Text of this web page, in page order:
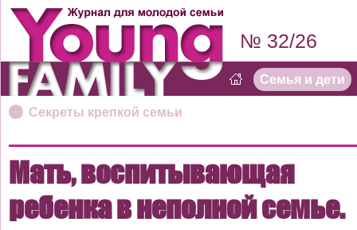
Секреты крепкой семьи
Мать, воспитывающая
ребенка в неполной семье.
№ 32/26
Семья и дети